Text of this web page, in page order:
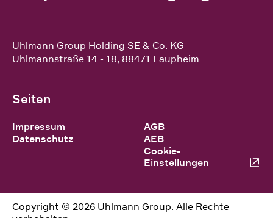
Uhlmann Group Holding SE & Co. KG
Uhlmannstraße 14 - 18, 88471 Laupheim
Seiten
Impressum
Datenschutz
AGB
AEB
Cookie-
Einstellungen
Copyright © 2026 Uhlmann Group. Alle Rechte